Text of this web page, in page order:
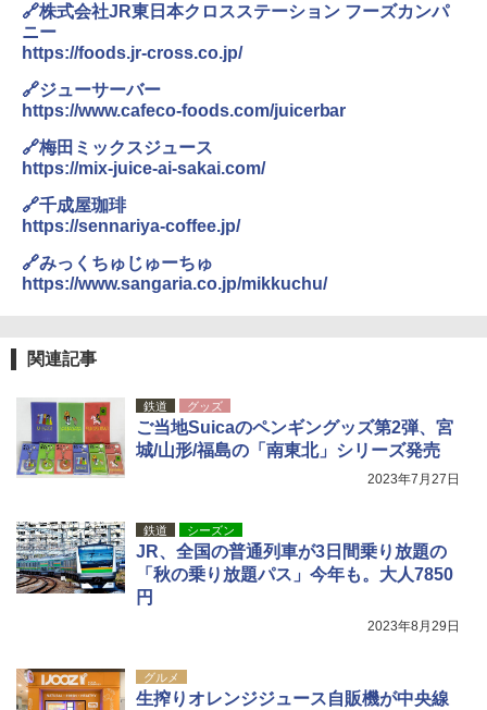
🔗株式会社JR東日本クロスステーション フーズカンパ
ニー
https://foods.jr-cross.co.jp/
🔗ジューサーバー
https://www.cafeco-foods.com/juicerbar
🔗梅田ミックスジュース
https://mix-juice-ai-sakai.com/
🔗千成屋珈琲
https://sennariya-coffee.jp/
🔗みっくちゅじゅーちゅ
https://www.sangaria.co.jp/mikkuchu/
関連記事
鉄道 グッズ
ご当地Suicaのペンギングッズ第2弾、宮
城/山形/福島の「南東北」シリーズ発売
2023年7月27日
鉄道 シーズン
JR、全国の普通列車が3日間乗り放題の
「秋の乗り放題パス」今年も。大人7850
円
2023年8月29日
グルメ
生搾りオレンジジュース自販機が中央線